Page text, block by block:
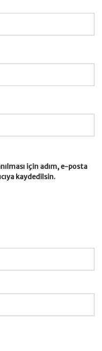
için adım, e-posta
kaydedilsin.